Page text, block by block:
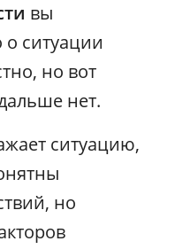
вы
о ситуации
но вот
нет.
ситуацию,
но